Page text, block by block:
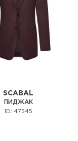
SCABAL
ПИДЖАК
ID: 47545